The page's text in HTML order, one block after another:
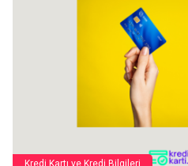
Kredi Kartı ve Kredi Bilgileri